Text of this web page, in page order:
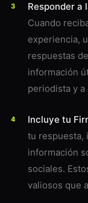
Responder a
Cuando
experiencia,
respuestas
información
periodista y a
Incluye tu
tu respuesta,
información
sociales.
valiosos que